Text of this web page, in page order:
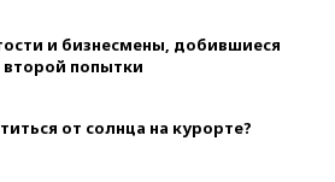
и бизнесмены, добившиеся
второй попытки
от солнца на курорте?